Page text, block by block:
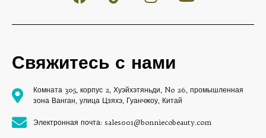
Свяжитесь с нами
Комната 305, корпус 2, Хуэйхэтяньди, No 26, промышленная
зона Ванган, улица Цзяхэ, Гуанчжоу, Китай
Электронная почта: sales001@bonniecobeauty.com